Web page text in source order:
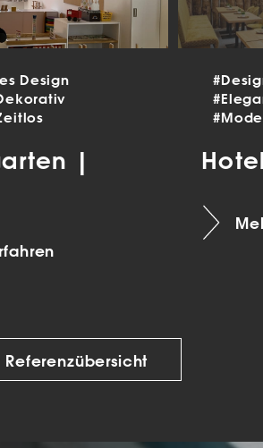
Design
|
Referenzübersicht